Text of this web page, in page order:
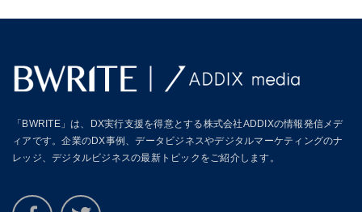
「BWRITE」は、DX実行支援を得意とする株式会社ADDIXの情報発信メデ
ィアです。企業のDX事例、データビジネスやデジタルマーケティングのナ
レッジ、デジタルビジネスの最新トピックをご紹介します。